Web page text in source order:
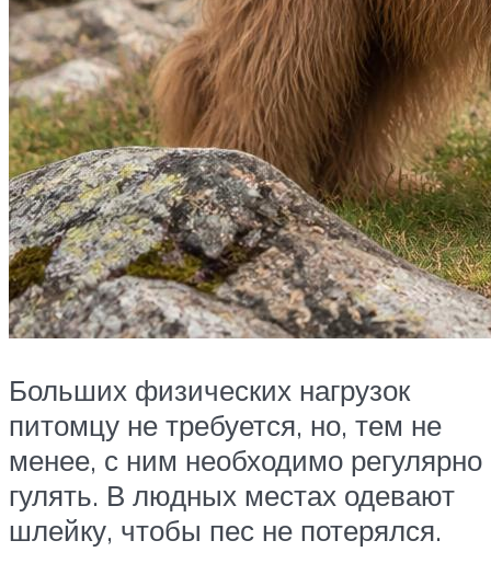
Больших физических нагрузок
питомцу не требуется, но, тем не
менее, с ним необходимо регулярно
гулять. В людных местах одевают
шлейку, чтобы пес не потерялся.